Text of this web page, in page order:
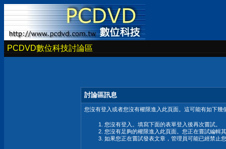
PCDVD數位科技討論區
討論區訊息
您沒有登入或者您沒有權限進入此頁面。這可能有如下幾
您沒有登入。填寫下面的表單登入後再次嘗試。
您沒有足夠的權限進入此頁面。您正在嘗試編輯
如果您正在嘗試發表文章，管理員可能已經禁止